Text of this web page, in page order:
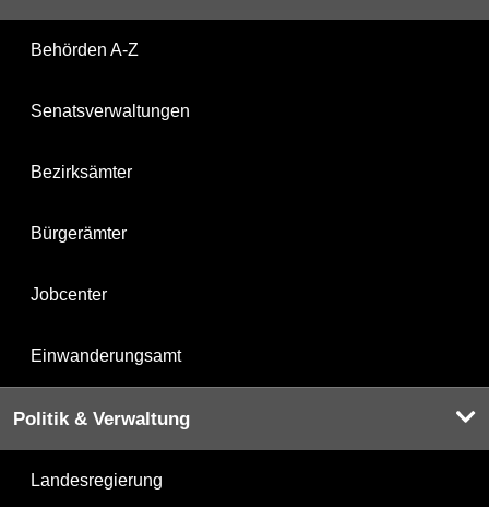
Behörden A-Z
Senatsverwaltungen
Bezirksämter
Bürgerämter
Jobcenter
Einwanderungsamt
Politik & Verwaltung
Landesregierung